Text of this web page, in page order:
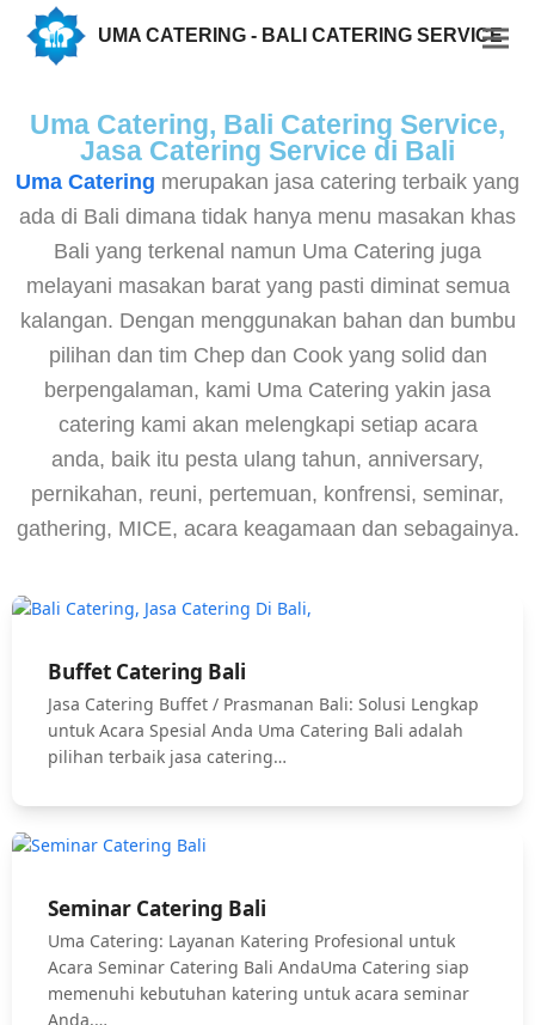
UMA CATERING - BALI CATERING SERVICE
Uma Catering, Bali Catering Service,
Jasa Catering Service di Bali
Uma Catering merupakan jasa catering terbaik yang
ada di Bali dimana tidak hanya menu masakan khas
Bali yang terkenal namun Uma Catering juga
melayani masakan barat yang pasti diminat semua
kalangan. Dengan menggunakan bahan dan bumbu
pilihan dan tim Chep dan Cook yang solid dan
berpengalaman, kami Uma Catering yakin jasa
catering kami akan melengkapi setiap acara
anda, baik itu pesta ulang tahun, anniversary,
pernikahan, reuni, pertemuan, konfrensi, seminar,
gathering, MICE, acara keagamaan dan sebagainya.
Buffet Catering Bali
Jasa Catering Buffet / Prasmanan Bali: Solusi Lengkap
untuk Acara Spesial Anda Uma Catering Bali adalah
pilihan terbaik jasa catering…
Seminar Catering Bali
Uma Catering: Layanan Katering Profesional untuk
Acara Seminar Catering Bali AndaUma Catering siap
memenuhi kebutuhan katering untuk acara seminar
Anda,…